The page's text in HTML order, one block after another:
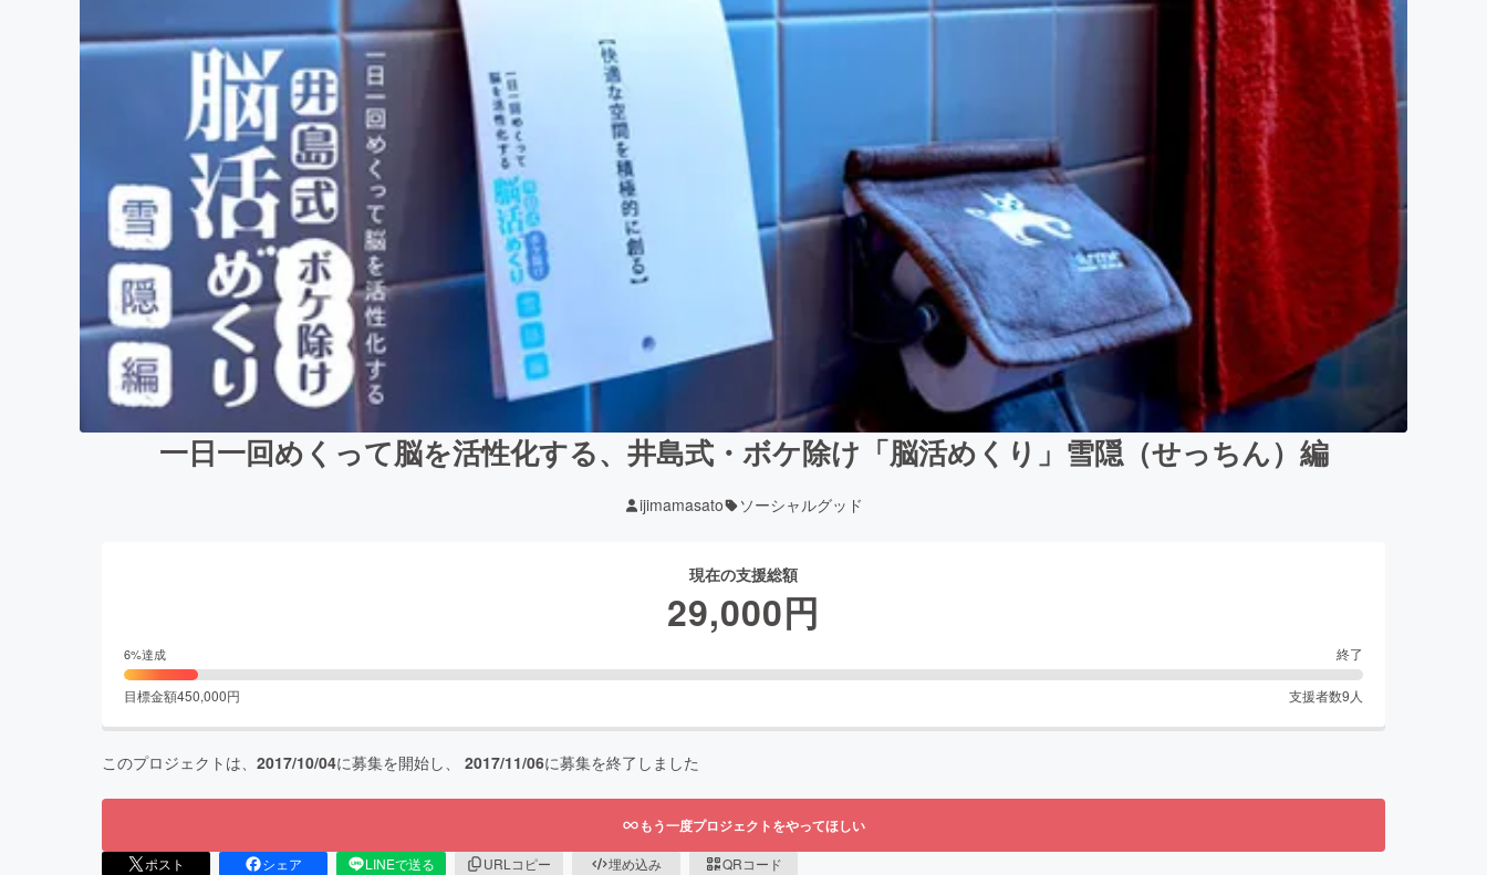
一日一回めくって脳を活性化する、井島式・ボケ除け「脳活めくり」雪隠（せっちん）編
ijimamasato ソーシャルグッド
現在の支援総額
29,000円
6%達成 終了
目標金額450,000円 支援者数9 人
このプロジェクトは、 2017/10/04に募集を開始し、 2017/11/06に募集を終了しました
もう一度プロジェクトをやってほしい
ポスト シェア LINEで送る URLコピー 埋め込み QRコード